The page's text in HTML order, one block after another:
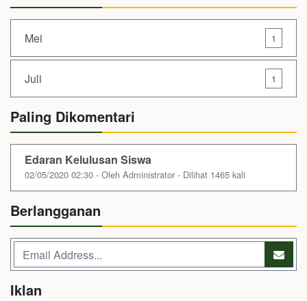
Mei 1
Juli 1
Paling Dikomentari
Edaran Kelulusan Siswa
02/05/2020 02:30 - Oleh Administrator - Dilihat 1465 kali
Berlangganan
Iklan